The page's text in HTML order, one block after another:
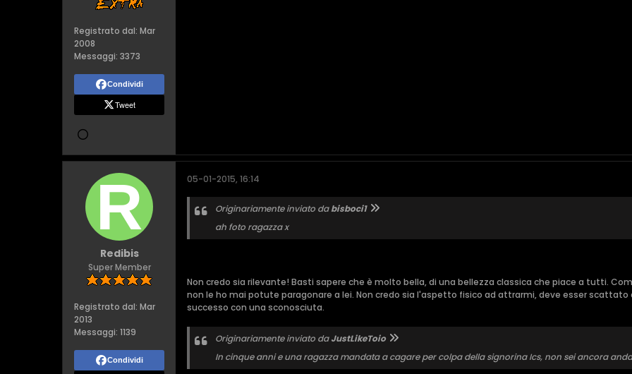
Registrato dal: Mar
2008
Messaggi: 3373
Condividi
Tweet
Redibis
Super Member
Registrato dal: Mar
2013
Messaggi: 1139
Condividi
05-01-2015, 16:14
Originariamente inviato dabisboci1
ah foto ragazza x
Non credo sia rilevante! Basti sapere che è molto bella, di una bellezza classica che piace a tutti.
non le ho mai potute paragonare a lei. Non credo sia l'aspetto fisico ad attrarmi, deve esser
successo con una sconosciuta.
Originariamente inviato daJustLikeToio
In cinque anni e una ragazza mandata a cagare per colpa della signorina Ics, non sei ancora